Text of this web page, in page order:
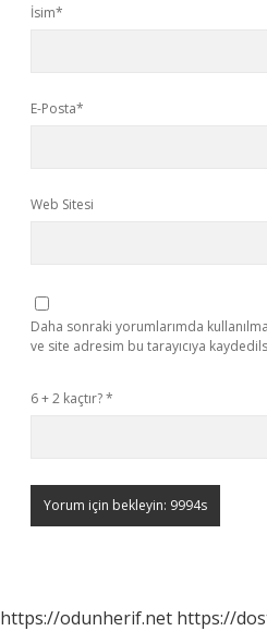
İsim*
E-Posta*
Web Sitesi
Daha sonraki yorumlarımda
ve site adresim bu tarayıcıya
6 + 2 kaçtır?*
https://odunherif.net https://